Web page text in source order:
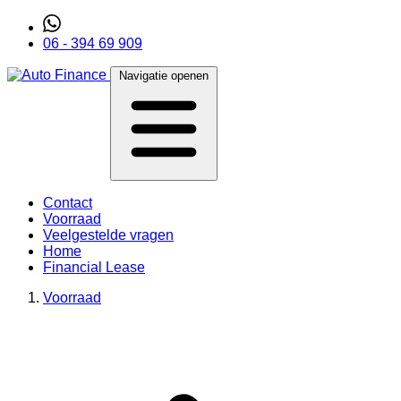
06 - 394 69 909
Navigatie openen
Contact
Voorraad
Veelgestelde vragen
Home
Financial Lease
Voorraad